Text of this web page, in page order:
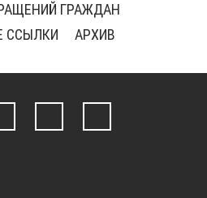
ГРАЖДАН
ССЫЛКИ
АРХИВ